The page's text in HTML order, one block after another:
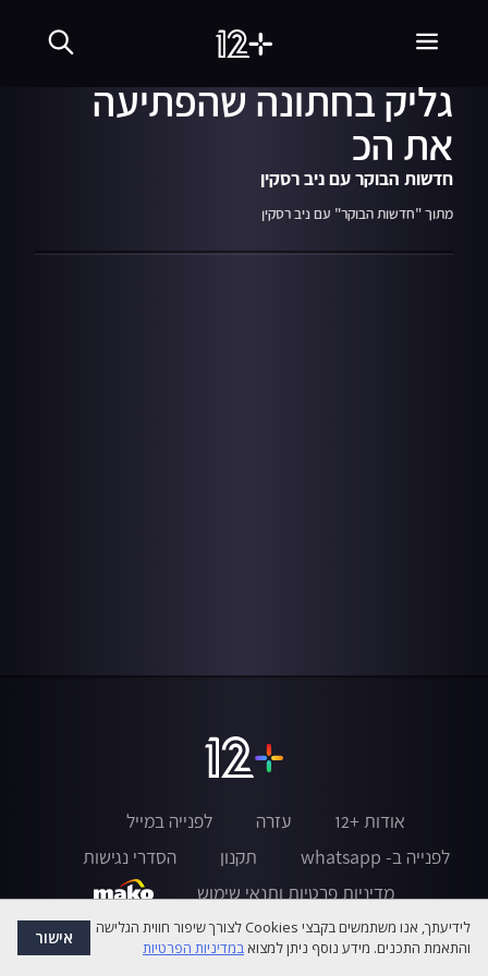
קול חתן: ח"כ יהודה
גליק בחתונה שהפתיעה
את הכ
חדשות הבוקר עם ניב רסקין
מתוך "חדשות הבוקר" עם ניב רסקין
אודות +12 עזרה
לפנייה במייל
לפנייה ב- whatsapp
תקנון
הסדרי נגישות
מדיניות פרטיות ותנאי שימוש
לידיעתך, אנו משתמשים בקבצי Cookies לצורך שיפור חווית הגלישה
והתאמת התכנים. מידע נוסף ניתן למצואבמדיניות הפרטיות אישור